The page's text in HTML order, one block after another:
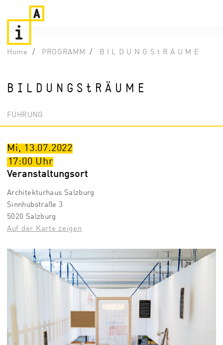
Home PROGRAMM B I L D U N G S t R Ä U M E
B I L D U N G S t R Ä U M E
FÜHRUNG
Mi, 13.07.2022
17:00 Uhr
Veranstaltungsort
Architekturhaus Salzburg
Sinnhubstraße 3
5020 Salzburg
Auf der Karte zeigen